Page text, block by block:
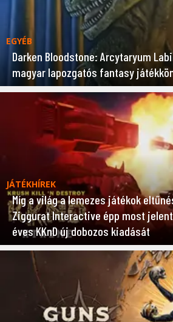
EGYÉB
Darken Bloodstone: Arcytaryum
magyar lapozgatós fantasy
JÁTÉKHÍREK
Míg a világ a lemezes játékok
Ziggurat Interactive épp most
éves KKnD új dobozos kiadását